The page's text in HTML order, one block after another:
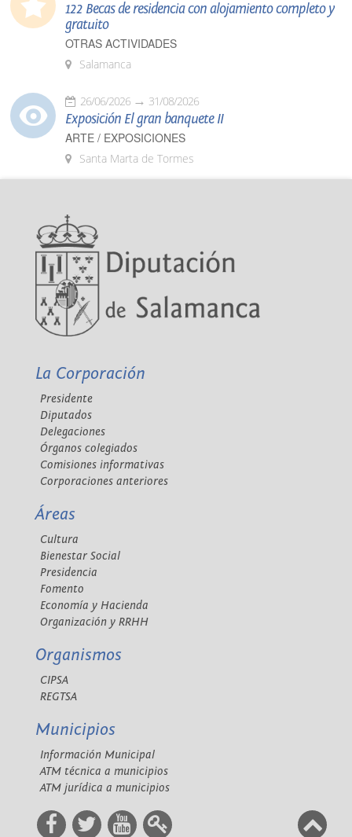
122 Becas de residencia con alojamiento completo y
gratuito
OTRAS ACTIVIDADES
Salamanca
26/06/2026 31/08/2026
Exposición El gran banquete II
ARTE / EXPOSICIONES
Santa Marta de Tormes
La Corporación
Presidente
Diputados
Delegaciones
Órganos colegiados
Comisiones informativas
Corporaciones anteriores
Áreas
Cultura
Bienestar Social
Presidencia
Fomento
Economía y Hacienda
Organización y RRHH
Organismos
CIPSA
REGTSA
Municipios
Información Municipal
ATM técnica a municipios
ATM jurídica a municipios